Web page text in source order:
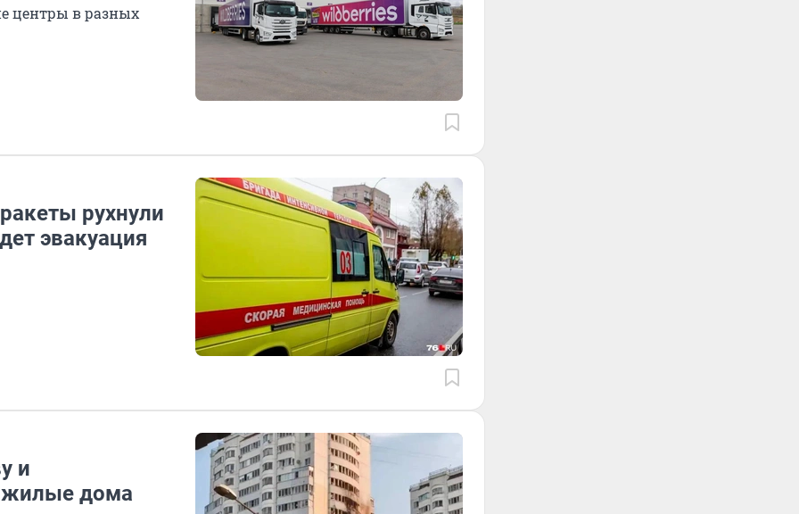
центры в разных
рухнули
эвакуация
и
жилые дома